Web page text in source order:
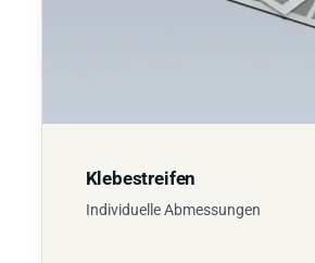
Klebestreifen
Individuelle Abmessungen